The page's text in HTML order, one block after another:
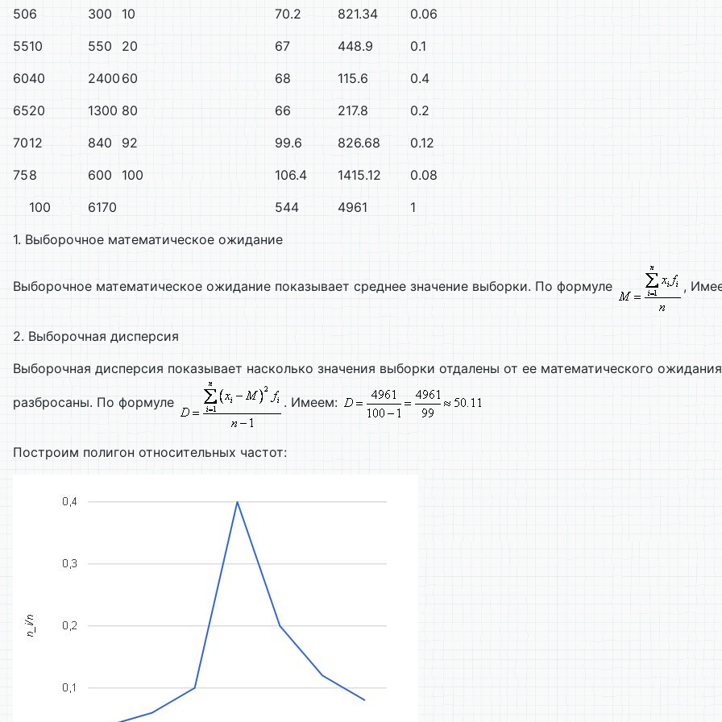
506 300 10 70.2 821.34
0.06
5510 550 20 67 448.9
0.1
6040 2400 60 68 115.6
0.4
6520 1300 80 66 217.8
0.2
7012 840 92 99.6 826.68
0.12
758 600 100 106.4 1415.12
0.08
100
6170 544 4961
1
1. Выборочное математическое ожидание
Выборочное математическое ожидание показывает среднее значение выборки. По формуле ,
2. Выборочная дисперсия
Выборочная дисперсия показывает насколько значения выборки отдалены от ее математического
разбросаны. По формуле . Имеем:
Построим полигон относительных частот: